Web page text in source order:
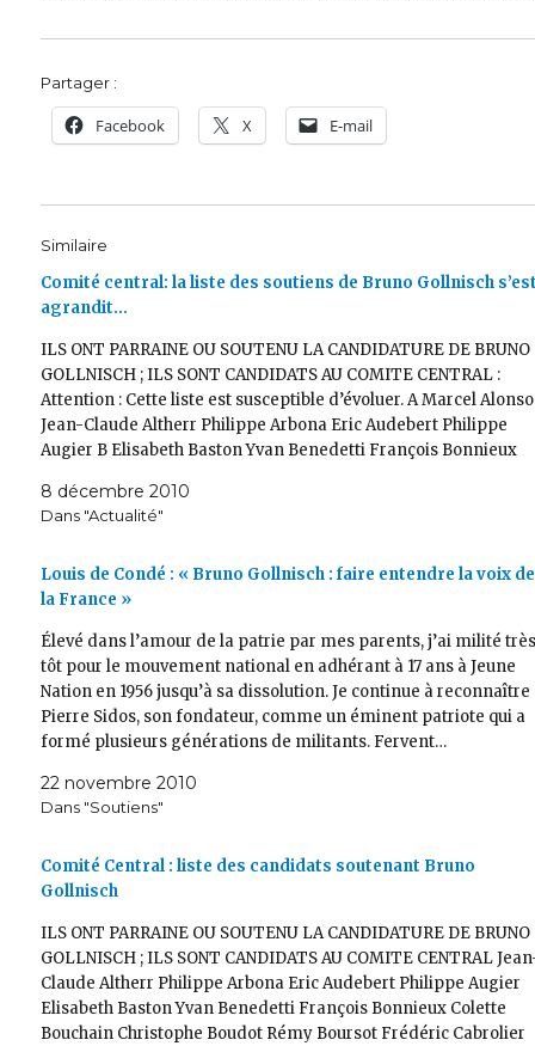
Partager :
Facebook X E-mail
Similaire
Comité central: la liste des soutiens de Bruno Gollnisch
agrandit…
ILS ONT PARRAINE OU SOUTENU LA CANDIDATURE DE BRUNO
GOLLNISCH ; ILS SONT CANDIDATS AU COMITE CENTRAL :
Attention : Cette liste est susceptible d’évoluer. A Marcel Alonso
Jean-Claude Altherr Philippe Arbona Eric Audebert Philippe
Augier B Elisabeth Baston Yvan Benedetti François Bonnieux
8 décembre 2010
Dans "Actualité"
Louis de Condé : « Bruno Gollnisch : faire entendre la voix de
la France »
Élevé dans l’amour de la patrie par mes parents, j’ai milité
tôt pour le mouvement national en adhérant à 17 ans à Jeune
Nation en 1956 jusqu’à sa dissolution. Je continue à reconnaître
Pierre Sidos, son fondateur, comme un éminent patriote qui a
formé plusieurs générations de militants. Fervent…
22 novembre 2010
Dans "Soutiens"
Comité Central : liste des candidats soutenant Bruno
Gollnisch
ILS ONT PARRAINE OU SOUTENU LA CANDIDATURE DE BRUNO
GOLLNISCH ; ILS SONT CANDIDATS AU COMITE CENTRAL
Claude Altherr Philippe Arbona Eric Audebert Philippe Augier
Elisabeth Baston Yvan Benedetti François Bonnieux Colette
Bouchain Christophe Boudot Rémy Boursot Frédéric Cabrolier